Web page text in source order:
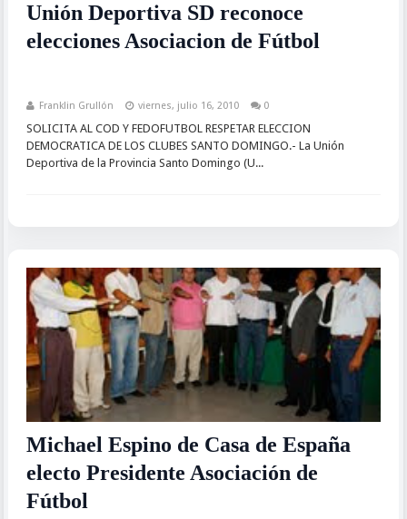
Unión Deportiva SD reconoce
elecciones Asociacion de Fútbol
Franklin Grullón viernes, julio 16, 2010 0
SOLICITA AL COD Y FEDOFUTBOL RESPETAR ELECCION
DEMOCRATICA DE LOS CLUBES SANTO DOMINGO.- La Unión
Deportiva de la Provincia Santo Domingo (U...
Michael Espino de Casa de España
electo Presidente Asociación de
Fútbol